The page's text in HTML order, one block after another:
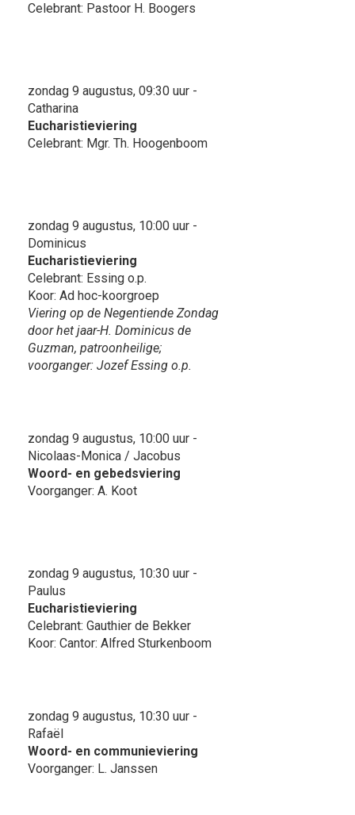
Celebrant: Pastoor H. Boogers
zondag 9 augustus, 09:30 uur -
Catharina
Eucharistieviering
Celebrant: Mgr. Th. Hoogenboom
zondag 9 augustus, 10:00 uur -
Dominicus
Eucharistieviering
Celebrant: Essing o.p.
Koor: Ad hoc-koorgroep
Viering op de Negentiende Zondag
door het jaar-H. Dominicus de
Guzman, patroonheilige;
voorganger: Jozef Essing o.p.
zondag 9 augustus, 10:00 uur -
Nicolaas-Monica / Jacobus
Woord- en gebedsviering
Voorganger: A. Koot
zondag 9 augustus, 10:30 uur -
Paulus
Eucharistieviering
Celebrant: Gauthier de Bekker
Koor: Cantor: Alfred Sturkenboom
zondag 9 augustus, 10:30 uur -
Rafaël
Woord- en communieviering
Voorganger: L. Janssen